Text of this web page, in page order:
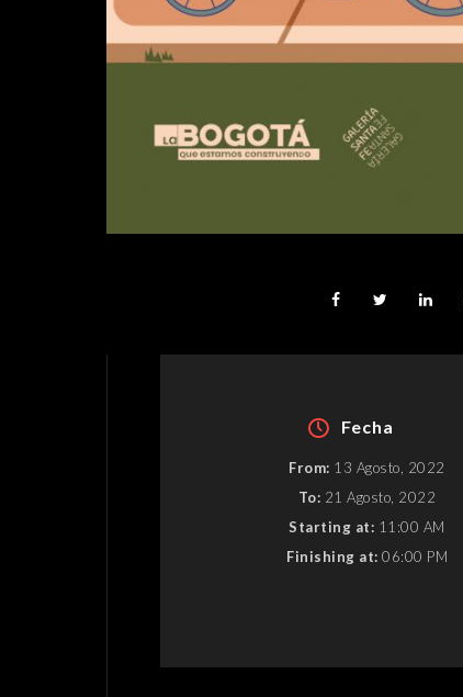
Fecha
From: 13 Agosto, 2022
To: 21 Agosto, 2022
Starting at: 11:00 AM
Finishing at: 06:00 PM